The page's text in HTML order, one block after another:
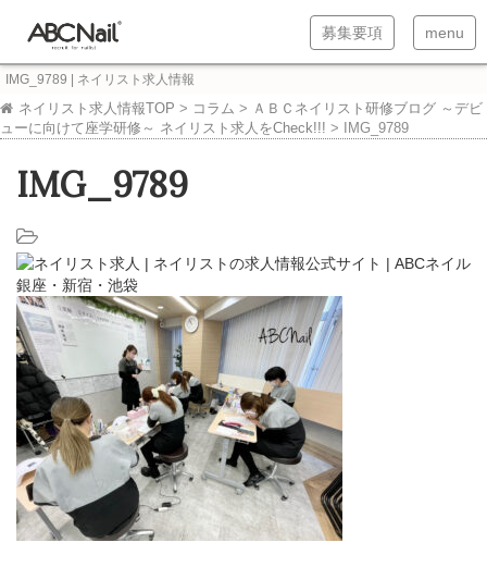
T
o
g
a
v
i
g
a
t
i
o
n
募集要項
T
o
a
menu
IMG_9789 | ネイリスト求人情報
ネイリスト求人情報TOP > コラム > ＡＢＣネイリスト研修ブログ ～デビ
ューに向けて座学研修～ ネイリスト求人をCheck!!! > IMG_9789
IMG_9789